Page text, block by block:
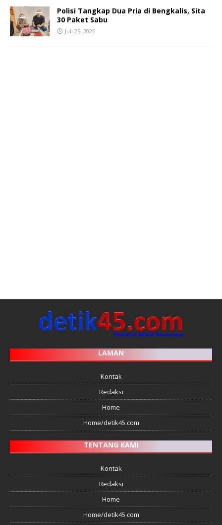
Polisi Tangkap Dua Pria di Bengkalis, Sita
30 Paket Sabu
Juli 25, 2026
LAMAN
Kontak
Redaksi
Home
Home/detik45.com
TENTANG KAMI
Kontak
Redaksi
Home
Home/detik45.com